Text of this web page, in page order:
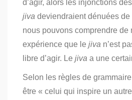
d’agir, alors les injonctions
jiva deviendraient dénuées de
nous pouvons comprendre de
expérience que le jiva n’est
libre d’agir. Le jiva a une
Selon les règles de
être « celui qui inspire un